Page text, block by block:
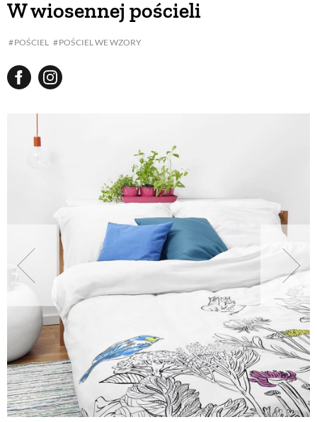
W wiosennej pościeli
POŚCIEL POŚCIEL WE WZORYBUDUJEMY DOM
ROŚLINY OGRODOWE
PORADY
ZIELEŃ W DOMU
PROJEKTOWANIE OGRODU
NATURALNIE
URODA